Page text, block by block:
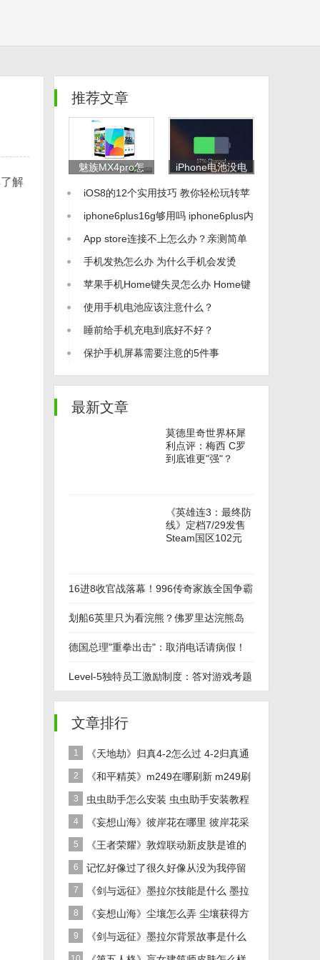
解
推荐文章
魅族MX4pro怎
用心得
iPhone电池没电
果Macbook给手
机充电？
iOS8的12个实用技巧 教你轻松玩转苹
果手机
iphone6plus16g够用吗 iphone6plus内
存不足怎么办
App store连接不上怎么办？亲测简单
教程解决白屏！
手机发热怎么办 为什么手机会发烫
苹果手机Home键失灵怎么办 Home键
多少钱
使用手机电池应该注意什么？
睡前给手机充电到底好不好？
保护手机屏幕需要注意的5件事
最新文章
莫德里奇世界杯犀
利点评：梅西 C罗
到底谁更"强"？
《英雄连3：最终防
线》定档7/29发售
Steam国区102元
16进8收官战落幕！996传奇家族全国争霸
赛八强正式诞生
划船6英里只为看浣熊？佛罗里达浣熊岛
只能看不能摸
德国总理"重拳出击"：取消电话请病假！
必交医生证明
Level-5独特员工激励制度：答对游戏考题
可大幅涨薪！
文章排行
1
《天地劫》归真4-2怎么过 4-2归真通
关攻略
2
《和平精英》m249在哪刷新 m249刷
新资源点推荐
3 虫虫助手怎么安装 虫虫助手安装教程
4
《妄想山海》彼岸花在哪里 彼岸花采
集分布地点位置介绍
5
《王者荣耀》敦煌联动新皮肤是谁的
女娲敦煌联动新皮肤爆料
6
记忆好像过了很久好像从没为我停留
是什么歌 歌曲记忆好像过了很久好像从没
为我停留
7
《剑与远征》墨拉尔技能是什么 墨拉
尔技能详细介绍
8
《妄想山海》尘壤怎么弄 尘壤获得方
法介绍
9
《剑与远征》墨拉尔背景故事是什么